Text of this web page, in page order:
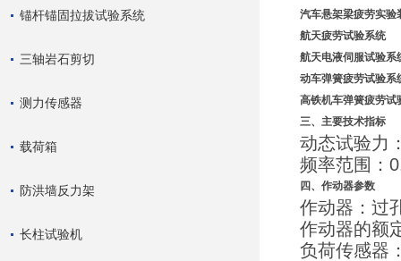
锚杆锚固拉拔试验系统
三轴岩石剪切
测力传感器
载荷箱
防洪墙反力架
长柱试验机
汽车悬架梁疲劳实验
航天疲劳试验系统
航天电液伺服试验系
动车弹簧疲劳试验系
高铁机车弹簧疲劳试
三、主要技术指标
动态试验力
频率范围：
四、作动器参数
作动器：过
作动器的额
负荷传感器